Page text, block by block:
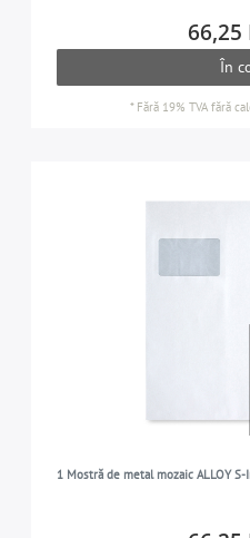
66,25
În
* Fără 19% TVAfără
1 Mostră de metal mozaic ALLOY